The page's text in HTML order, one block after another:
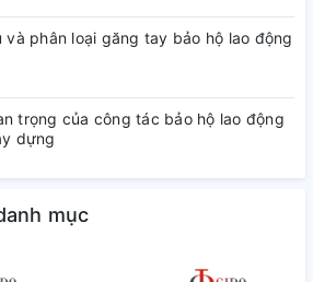
và phân loại găng tay bảo hộ lao động
trọng của công tác bảo hộ lao động
dựng
mục